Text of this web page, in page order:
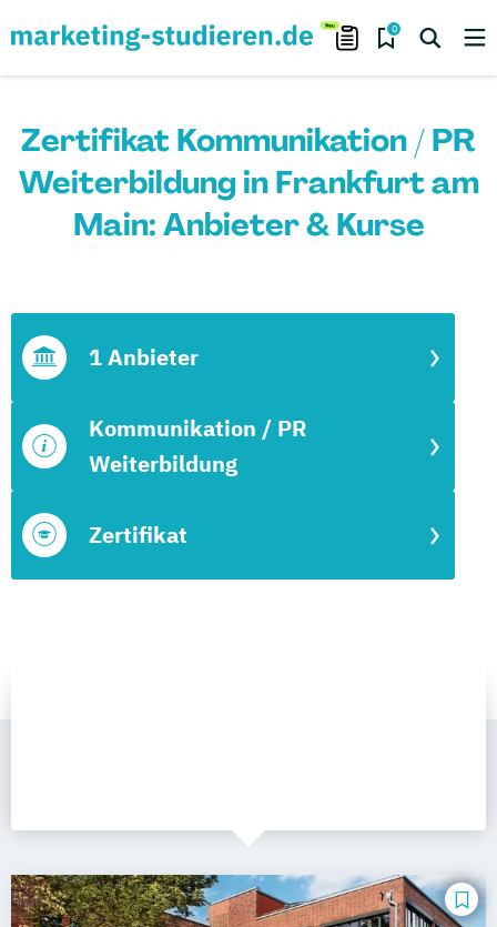
0
Zertifikat Kommunikation / PR
Weiterbildung in Frankfurt am
Main: Anbieter & Kurse
Zertifikat
Kommunikation / PR
Weiterbildung
1 Anbieter